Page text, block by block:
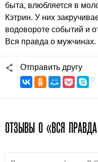
быта, влюбляется в
Кэтрин. У них
водовороте событий и
Вся правда о мужчинах.
Отправить другу
ОТЗЫВЫ О «ВСЯ